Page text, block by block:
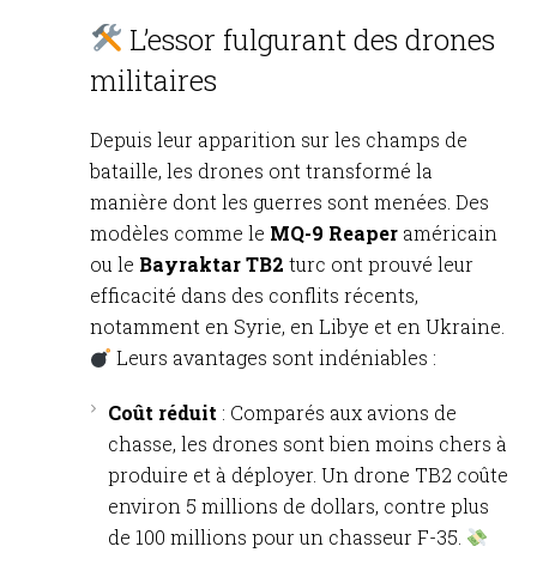
L’essor fulgurant des drones
militaires
Depuis leur apparition sur les champs de
bataille, les drones ont transformé la
manière dont les guerres sont menées. Des
modèles comme le MQ-9 Reaper américain
ou le Bayraktar TB2 turc ont prouvé leur
efficacité dans des conflits récents,
notamment en Syrie, en Libye et en Ukraine.
Leurs avantages sont indéniables :
Coût réduit : Comparés aux avions de
chasse, les drones sont bien moins chers à
produire et à déployer. Un drone TB2 coûte
environ 5 millions de dollars, contre plus
de 100 millions pour un chasseur F-35.